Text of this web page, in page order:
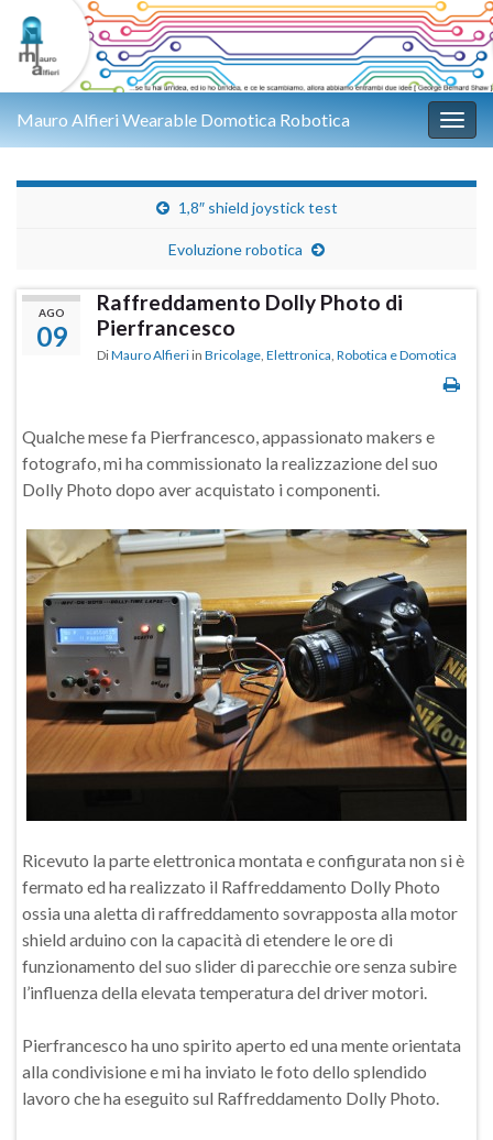
Mauro Alfieri Wearable Domotica Robotica
1,8″ shield joystick test
Evoluzione robotica
AGO
09
Raffreddamento Dolly Photo di
Pierfrancesco
DiMauro Alfieri in Bricolage, Elettronica, Robotica e Domotica
Qualche mese fa Pierfrancesco, appassionato makers e
fotografo, mi ha commissionato la realizzazione del suo
Dolly Photo dopo aver acquistato i componenti.
Ricevuto la parte elettronica montata e configurata non si è
fermato ed ha realizzato il Raffreddamento Dolly Photo
ossia una aletta di raffreddamento sovrapposta alla motor
shield arduino con la capacità di etendere le ore di
funzionamento del suo slider di parecchie ore senza subire
l’influenza della elevata temperatura del driver motori.
Pierfrancesco ha uno spirito aperto ed una mente orientata
alla condivisione e mi ha inviato le foto dello splendido
lavoro che ha eseguito sul Raffreddamento Dolly Photo.